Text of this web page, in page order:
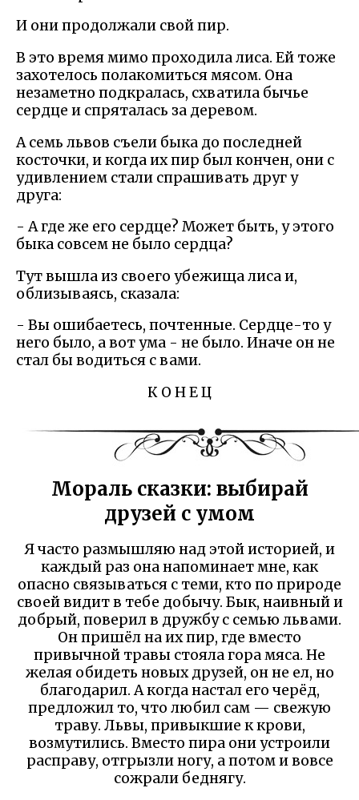
И они продолжали свой пир.
В это время мимо проходила лиса. Ей тоже
захотелось полакомиться мясом. Она
незаметно подкралась, схватила бычье
сердце и спряталась за деревом.
А семь львов съели быка до последней
косточки, и когда их пир был кончен, они с
удивлением стали спрашивать друг у
друга:
- А где же его сердце? Может быть, у этого
быка совсем не было сердца?
Тут вышла из своего убежища лиса и,
облизываясь, сказала:
- Вы ошибаетесь, почтенные. Сердце-то у
него было, а вот ума - не было. Иначе он не
стал бы водиться с вами.
К О Н Е Ц
Мораль сказки: выбирай
друзей с умом
Я часто размышляю над этой историей, и
каждый раз она напоминает мне, как
опасно связываться с теми, кто по природе
своей видит в тебе добычу. Бык, наивный и
добрый, поверил в дружбу с семью львами.
Он пришёл на их пир, где вместо
привычной травы стояла гора мяса. Не
желая обидеть новых друзей, он не ел, но
благодарил. А когда настал его черёд,
предложил то, что любил сам — свежую
траву. Львы, привыкшие к крови,
возмутились. Вместо пира они устроили
расправу, отгрызли ногу, а потом и вовсе
сожрали беднягу.